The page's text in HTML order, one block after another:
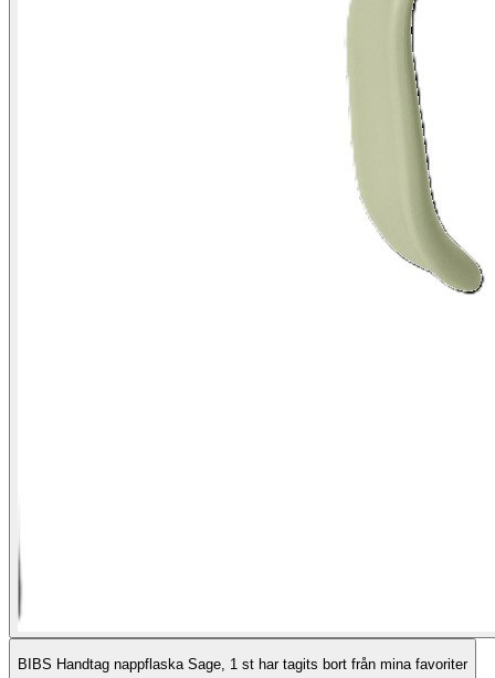
BIBS Handtag nappflaska Sage, 1 st har tagits bort från mina favoriter